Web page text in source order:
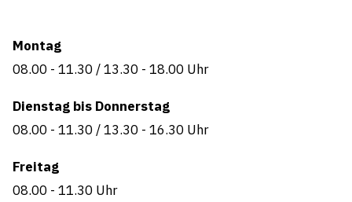
Montag
08.00 - 11.30/13.30 - 18.00 Uhr
Dienstag bis Donnerstag
08.00 - 11.30/13.30 - 16.30 Uhr
Freitag
08.00 - 11.30 Uhr